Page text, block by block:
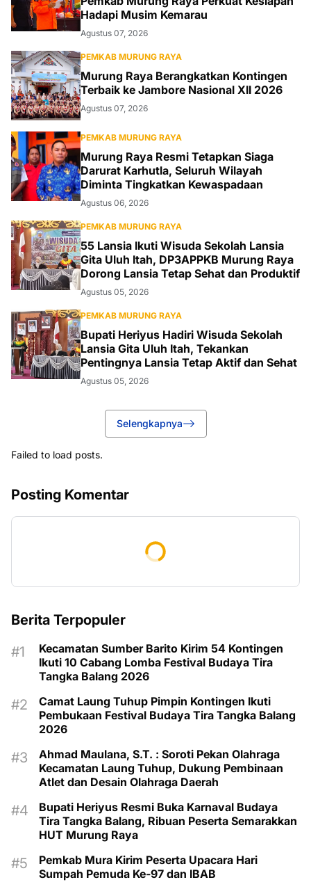
Hadapi Musim Kemarau
Agustus 07, 2026
PEMKAB MURUNG RAYA
Murung Raya Berangkatkan Kontingen
Terbaik ke Jambore Nasional XII 2026
Agustus 07, 2026
PEMKAB MURUNG RAYA
Murung Raya Resmi Tetapkan Siaga
Darurat Karhutla, Seluruh Wilayah
Diminta Tingkatkan Kewaspadaan
Agustus 06, 2026
PEMKAB MURUNG RAYA
55 Lansia Ikuti Wisuda Sekolah Lansia
Gita Uluh Itah, DP3APPKB Murung Raya
Dorong Lansia Tetap Sehat dan Produktif
Agustus 05, 2026
PEMKAB MURUNG RAYA
Bupati Heriyus Hadiri Wisuda Sekolah
Lansia Gita Uluh Itah, Tekankan
Pentingnya Lansia Tetap Aktif dan Sehat
Agustus 05, 2026
Selengkapnya
Failed to load posts.
Posting Komentar
Berita Terpopuler
Kecamatan Sumber Barito Kirim 54 Kontingen
Ikuti 10 Cabang Lomba Festival Budaya Tira
Tangka Balang 2026
Camat Laung Tuhup Pimpin Kontingen Ikuti
Pembukaan Festival Budaya Tira Tangka Balang
2026
Ahmad Maulana, S.T. : Soroti Pekan Olahraga
Kecamatan Laung Tuhup, Dukung Pembinaan
Atlet dan Desain Olahraga Daerah
Bupati Heriyus Resmi Buka Karnaval Budaya
Tira Tangka Balang, Ribuan Peserta Semarakkan
HUT Murung Raya
Pemkab Mura Kirim Peserta Upacara Hari
Sumpah Pemuda Ke-97 dan IBAB